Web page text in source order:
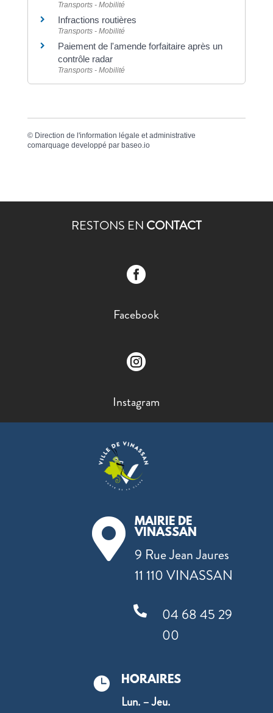
Transports - Mobilité
Infractions routières
Transports - Mobilité
Paiement de l'amende forfaitaire après un
contrôle radar
Transports - Mobilité
© Direction de l'information légale et administrative
comarquage developpé par baseo.io
RESTONS EN CONTACT

Facebook

Instagram

MAIRIE DE
VINASSAN
9 Rue Jean Jaures
11 110 VINASSAN

04 68 45 29
00
 HORAIRES
Lun. – Jeu.